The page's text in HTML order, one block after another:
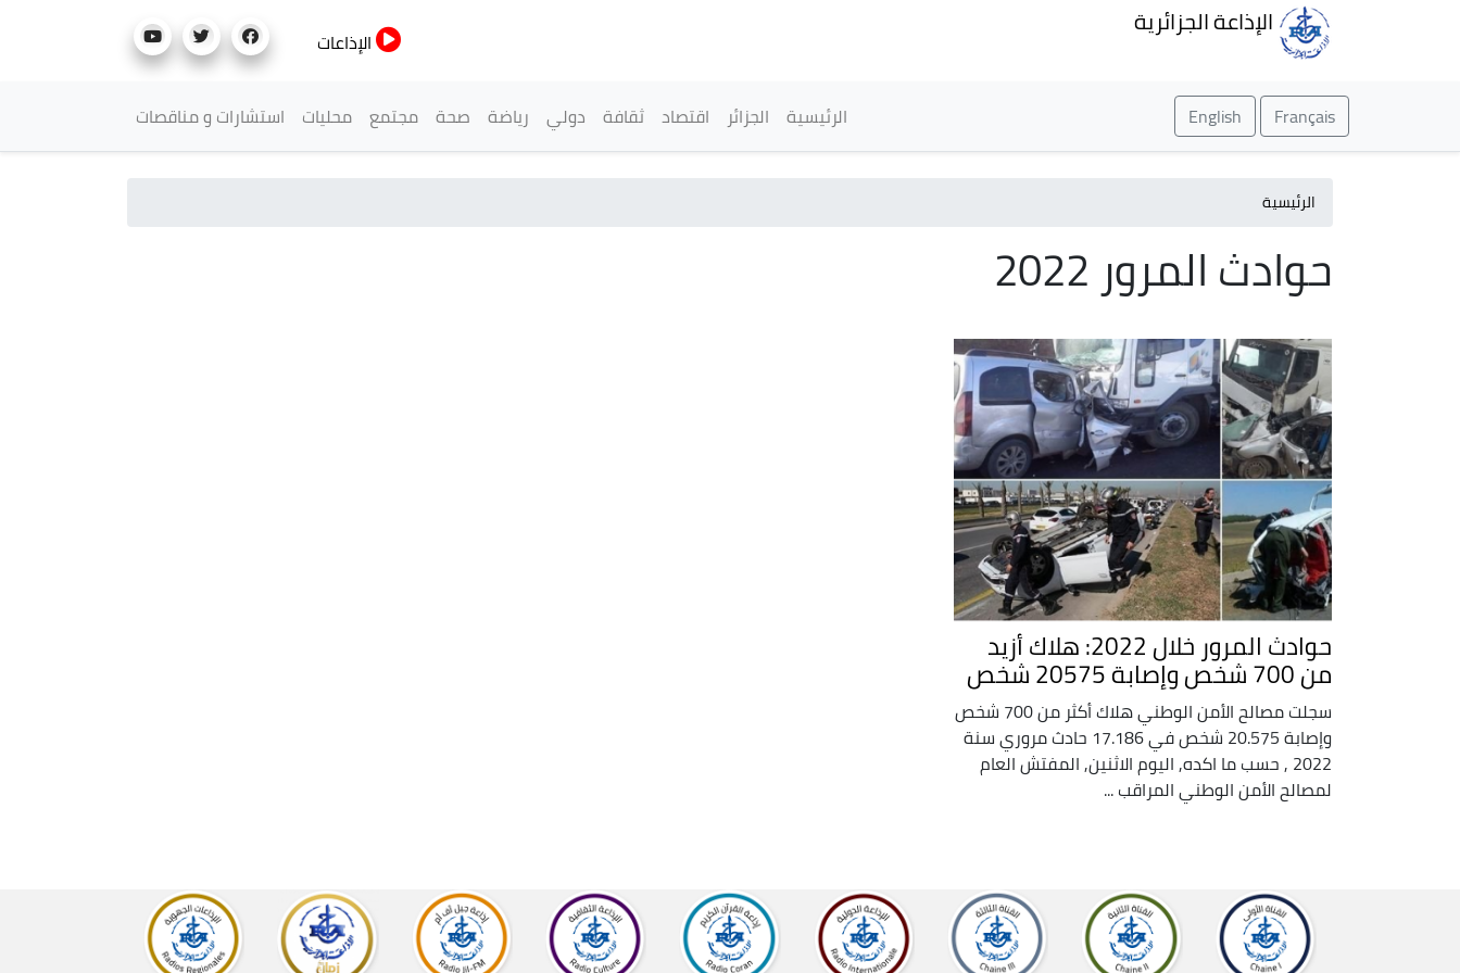
الإذاعة الجزائرية
الإذاعات
Français
English القائمة الرئيسية
الرئيسية الجزائر اقتصاد ثقافة دولي رياضة صحة مجتمع محليات استشارات و مناقصات
الرئيسية
حوادث المرور 2022
حوادث المرور خلال 2022: هلاك أزيد
من 700 شخص وإصابة 20575 شخص
سجلت مصالح الأمن الوطني هلاك أكثر من 700 شخص
وإصابة 20.575 شخص في 17.186 حادث مروري سنة
2022 , حسب ما اكده, اليوم الاثنين, المفتش العام
لمصالح الأمن الوطني المراقب ...